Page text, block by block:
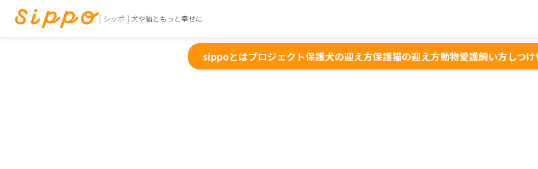
[ シッポ ] 犬や猫ともっと幸せに
sippoとはプロジェクト保護犬の迎え方保護猫の迎え方動物愛護飼い方しつけ